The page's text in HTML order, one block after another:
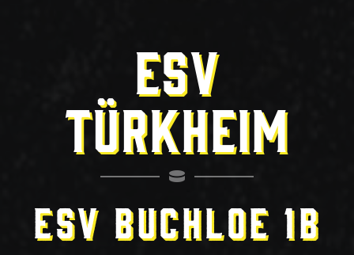
ESV
TÜRKHEIM
ESV Buchloe 1b